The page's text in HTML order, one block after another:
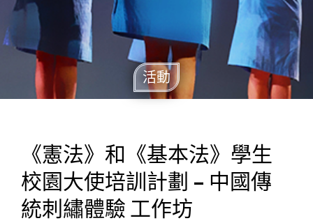
活動
《憲法》和《基本法》學生
校園大使培訓計劃 – 中國傳
統刺繡體驗 工作坊